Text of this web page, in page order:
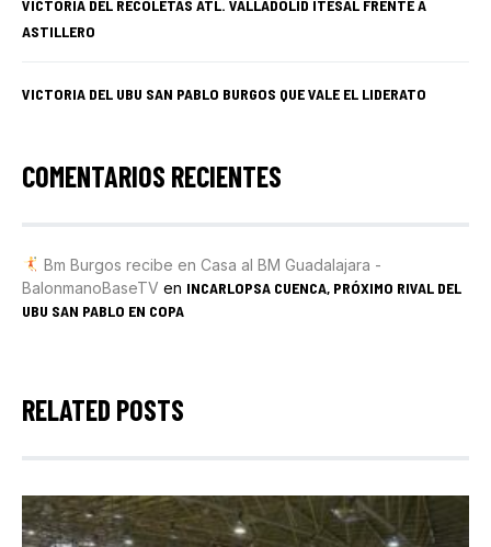
VICTORIA DEL RECOLETAS ATL. VALLADOLID ITESAL FRENTE A
ASTILLERO
VICTORIA DEL UBU SAN PABLO BURGOS QUE VALE EL LIDERATO
COMENTARIOS RECIENTES
Bm Burgos recibe en Casa al BM Guadalajara -
BalonmanoBaseTV en INCARLOPSA CUENCA, PRÓXIMO RIVAL DEL
UBU SAN PABLO EN COPA
RELATED POSTS